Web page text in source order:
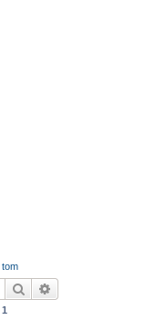
tom
Suche
1